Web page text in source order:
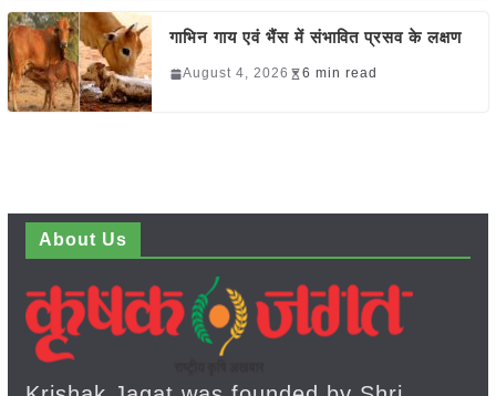
गाभिन गाय एवं भैंस में संभावित प्रसव के लक्षण
August 4, 2026 6 min read
About Us